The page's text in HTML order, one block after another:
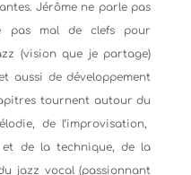
Jérôme ne parle pas
pas mal de clefs pour
(vision que je partage)
aussi de développement
tournent autour du
de l’improvisation,
de la technique, de la
jazz vocal (passionnant